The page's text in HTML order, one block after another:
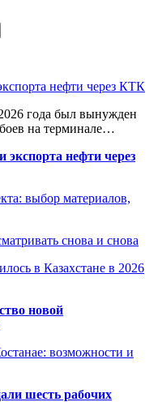
нефти через КТК
года был вынужден
на терминале…
экспорта нефти через
выбор материалов,
снова и снова
в Казахстане в 2026
новой
возможности и
шесть рабочих